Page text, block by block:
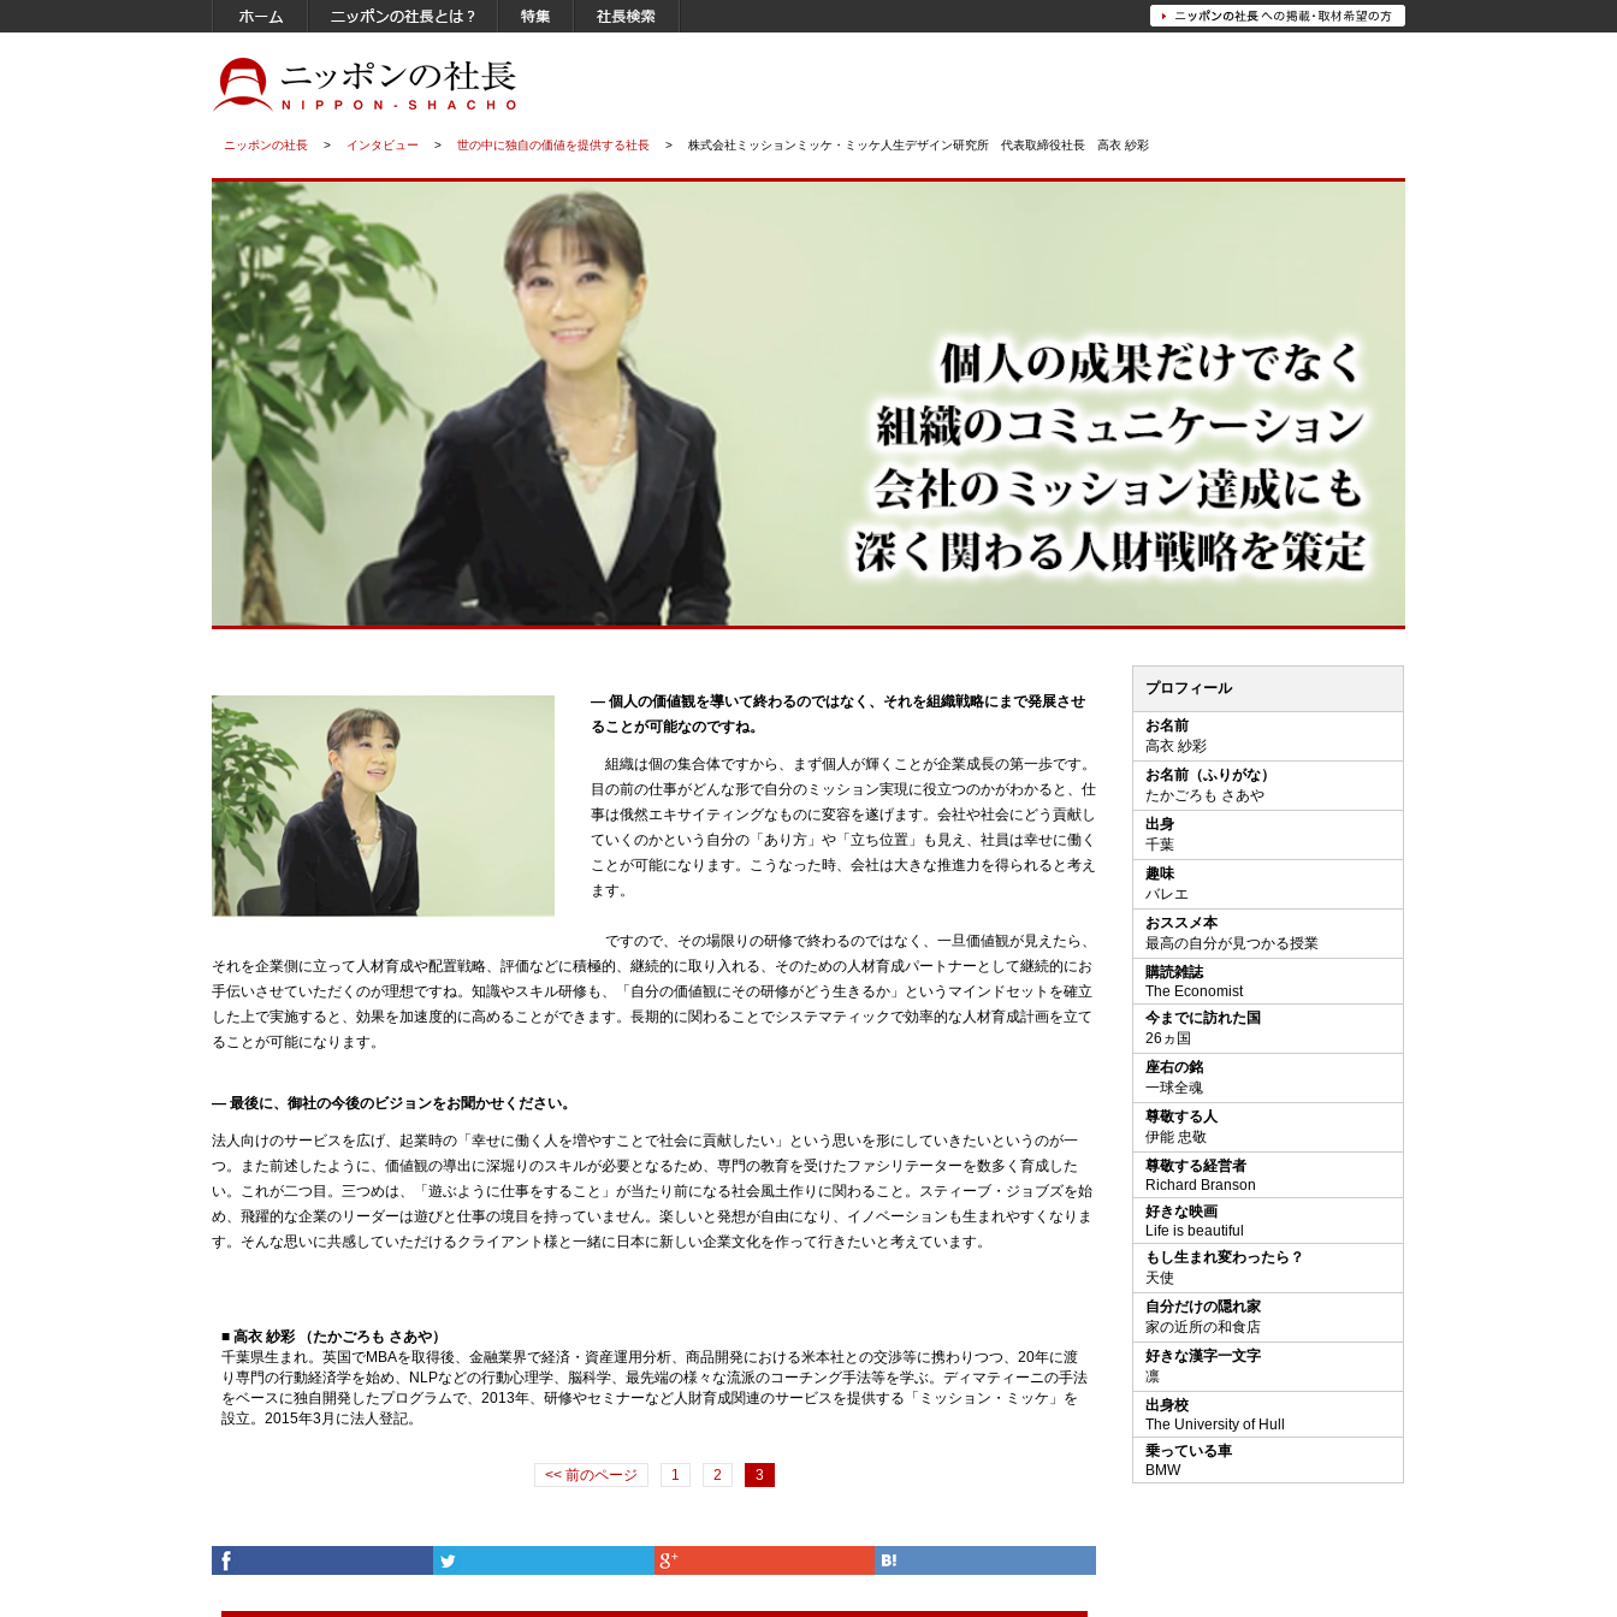
ニッポンの社長 > インタビュー > 世の中に独自の価値を提供する社長 > 株式会社ミッションミッケ・ミッケ人生デザイン研究所 代表取締役社長 高衣 紗彩
― 個人の価値観を導いて終わるのではなく、それを組織戦略にまで発展させ
ることが可能なのですね。
組織は個の集合体ですから、まず個人が輝くことが企業成長の第一歩です。
目の前の仕事がどんな形で自分のミッション実現に役立つのかがわかると、仕
事は俄然エキサイティングなものに変容を遂げます。会社や社会にどう貢献し
ていくのかという自分の「あり方」や「立ち位置」も見え、社員は幸せに働く
ことが可能になります。こうなった時、会社は大きな推進力を得られると考え
ます。
ですので、その場限りの研修で終わるのではなく、一旦価値観が見えたら、
それを企業側に立って人材育成や配置戦略、評価などに積極的、継続的に取り入れる、そのための人材育成パートナーとして継続的にお
手伝いさせていただくのが理想ですね。知識やスキル研修も、「自分の価値観にその研修がどう生きるか」というマインドセットを確立
した上で実施すると、効果を加速度的に高めることができます。長期的に関わることでシステマティックで効率的な人材育成計画を立て
ることが可能になります。
― 最後に、御社の今後のビジョンをお聞かせください。
法人向けのサービスを広げ、起業時の「幸せに働く人を増やすことで社会に貢献したい」という思いを形にしていきたいというのが一
つ。また前述したように、価値観の導出に深堀りのスキルが必要となるため、専門の教育を受けたファシリテーターを数多く育成した
い。これが二つ目。三つめは、「遊ぶように仕事をすること」が当たり前になる社会風土作りに関わること。スティーブ・ジョブズを始
め、飛躍的な企業のリーダーは遊びと仕事の境目を持っていません。楽しいと発想が自由になり、イノベーションも生まれやすくなりま
す。そんな思いに共感していただけるクライアント様と一緒に日本に新しい企業文化を作って行きたいと考えています。
■ 高衣 紗彩 （たかごろも さあや）
千葉県生まれ。英国でMBAを取得後、金融業界で経済・資産運用分析、商品開発における米本社との交渉等に携わりつつ、20年に渡
り専門の行動経済学を始め、NLPなどの行動心理学、脳科学、最先端の様々な流派のコーチング手法等を学ぶ。ディマティーニの手法
をベースに独自開発したプログラムで、2013年、研修やセミナーなど人財育成関連のサービスを提供する「ミッション・ミッケ」を
設立。2015年3月に法人登記。
<< 前のページ 1 2 3
プロフィール
お名前
高衣 紗彩
お名前（ふりがな）
たかごろも さあや
出身
千葉
趣味
バレエ
おススメ本
最高の自分が見つかる授業
購読雑誌
The Economist
今までに訪れた国
26ヵ国
座右の銘
一球全魂
尊敬する人
伊能 忠敬
尊敬する経営者
Richard Branson
好きな映画
Life is beautiful
もし生まれ変わったら？
天使
自分だけの隠れ家
家の近所の和食店
好きな漢字一文字
凛
出身校
The University of Hull
乗っている車
BMW